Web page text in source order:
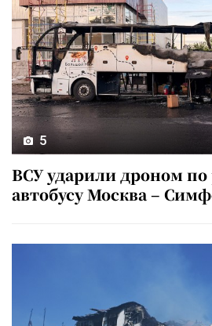
5
ВСУ ударили дроном по
автобусу Москва –